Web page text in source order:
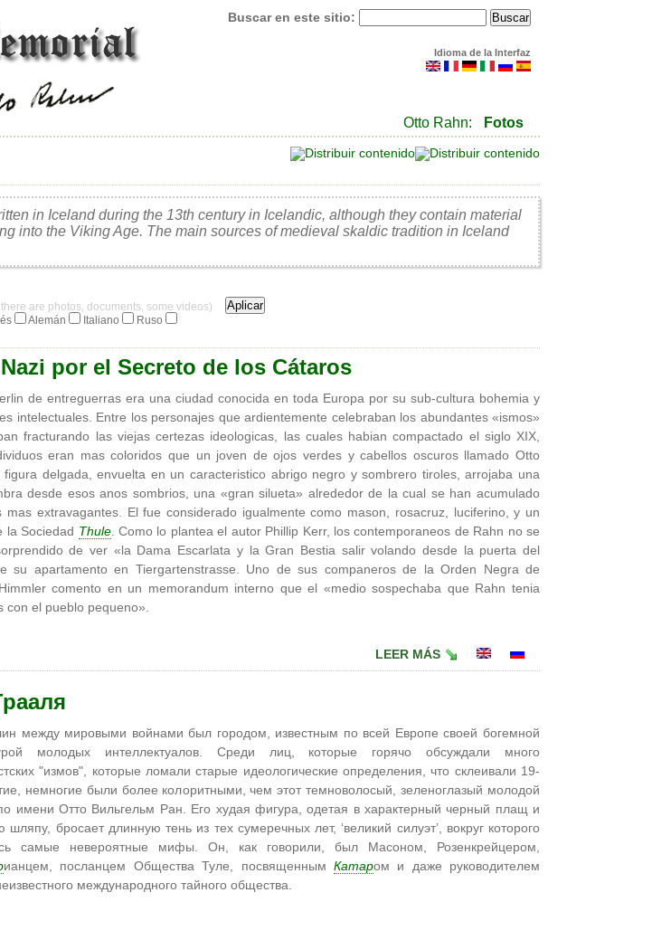
Buscar en este sitio:
Idioma de la Interfaz
Otto Rahn: Fotos
in Iceland during the 13th century in Icelandic, although they contain material
into the Viking Age. The main sources of medieval skaldic tradition in Iceland
are photos, documents, some videos)
Alemán Italiano
Ruso
por el Secreto de los Cátaros
de entreguerras era una ciudad conocida en toda Europa por su sub-cultura bohemia y
intelectuales. Entre los personajes que ardientemente celebraban los abundantes «ismos»
fracturando las viejas certezas ideologicas, las cuales habian compactado el siglo XIX,
eran mas coloridos que un joven de ojos verdes y cabellos oscuros llamado Otto
figura delgada, envuelta en un caracteristico abrigo negro y sombrero tiroles, arrojaba una
desde esos anos sombrios, una «gran silueta» alrededor de la cual se han acumulado
mas extravagantes. El fue considerado igualmente como mason, rosacruz, luciferino, y un
la Sociedad Thule. Como lo plantea el autor Phillip Kerr, los contemporaneos de Rahn no se
de ver «la Dama Escarlata y la Gran Bestia salir volando desde la puerta del
su apartamento en Tiergartenstrasse. Uno de sus companeros de la Orden Negra de
comento en un memorandum interno que el «medio sospechaba que Rahn tenia
con el pueblo pequeno».
LEER MÁS
между мировыми войнами был городом, известным по всей Европе своей богемной
молодых интеллектуалов. Среди лиц, которые горячо обсуждали много
"измов", которые ломали старые идеологические определения, что склеивали 19-
немногие были более колоритными, чем этот темноволосый, зеленоглазый молодой
имени Отто Вильгельм Ран. Его худая фигура, одетая в характерный черный плащ и
шляпу, бросает длинную тень из тех сумеречных лет, ‘великий силуэт’, вокруг которого
самые невероятные мифы. Он, как говорили, был Масоном, Розенкрейцером,
ианцем, посланцем Общества Туле, посвященным Катаром и даже руководителем
международного тайного общества.